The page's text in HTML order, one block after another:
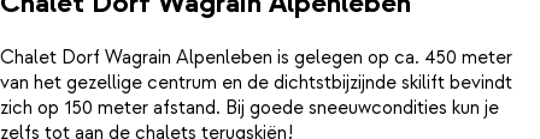
Chalet Dorf Wagrain Alpenleben is gelegen op ca. 450 meter
van het gezellige centrum en de dichtstbijzijnde skilift bevindt
zich op 150 meter afstand. Bij goede sneeuwcondities kun je
zelfs tot aan de chalets terugskiën!